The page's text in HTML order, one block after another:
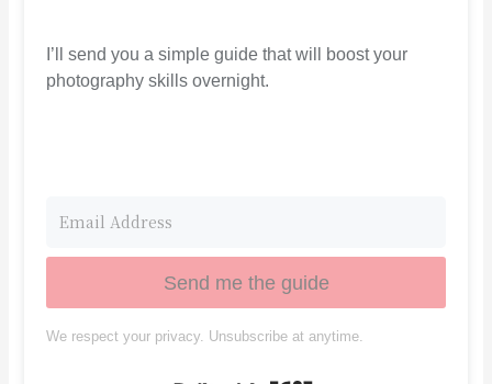
I’ll send you a simple guide that will boost your
photography skills overnight.
Send me the guide
We respect your privacy. Unsubscribe at anytime.